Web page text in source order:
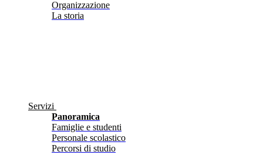
Organizzazione
La storia
Servizi
Panoramica
Famiglie e studenti
Personale scolastico
Percorsi di studio